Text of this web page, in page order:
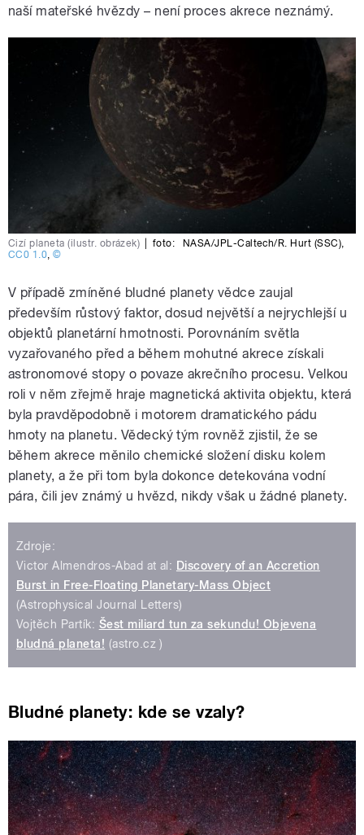
naší mateřské hvězdy – není proces akrece neznámý.
Cizí planeta (ilustr. obrázek) foto: NASA/JPL-Caltech/R. Hurt (SSC),
CC0 1.0,©
V případě zmíněné bludné planety vědce zaujal
především růstový faktor, dosud největší a nejrychlejší u
objektů planetární hmotnosti. Porovnáním světla
vyzařovaného před a během mohutné akrece získali
astronomové stopy o povaze akrečního procesu. Velkou
roli v něm zřejmě hraje magnetická aktivita objektu, která
byla pravděpodobně i motorem dramatického pádu
hmoty na planetu. Vědecký tým rovněž zjistil, že se
během akrece měnilo chemické složení disku kolem
planety, a že při tom byla dokonce detekována vodní
pára, čili jev známý u hvězd, nikdy však u žádné planety.
Zdroje:
Victor Almendros-Abad at al: Discovery of an Accretion
Burst in Free-Floating Planetary-Mass Object
(Astrophysical Journal Letters)
Vojtěch Partík: Šest miliard tun za sekundu! Objevena
bludná planeta! (astro.cz )
Bludné planety: kde se vzaly?